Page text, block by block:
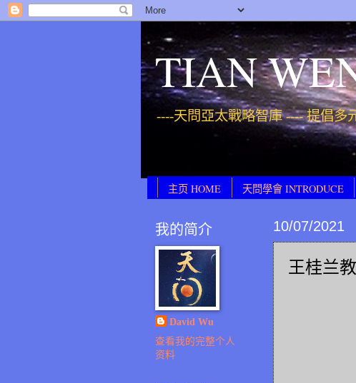
TIAN
----天問亞太戰略智庫 ---- 提倡多
主页 HOME 天問學會 INTRODUCE
10/07/2021
王桂兰
我的简介
David Wu
查看我的完整个人
资料